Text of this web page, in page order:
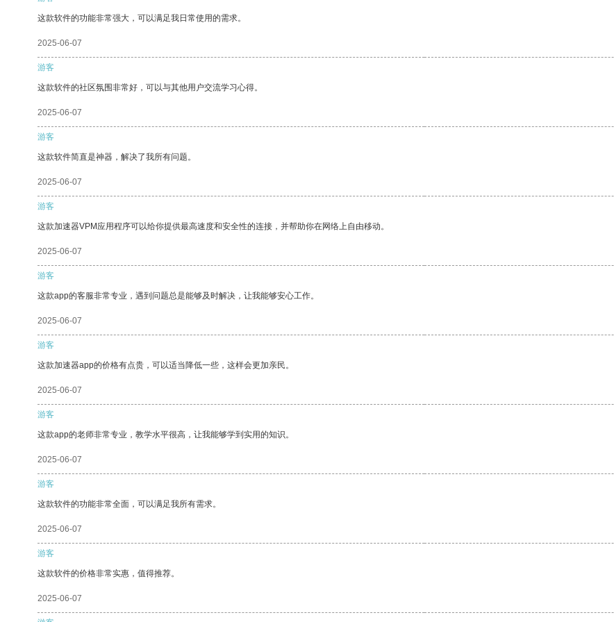
这款软件的功能非常强大，可以满足我日常使用的需求。
2025-06-07
游客
这款软件的社区氛围非常好，可以与其他用户交流学习心得。
2025-06-07
游客
这款软件简直是神器，解决了我所有问题。
2025-06-07
游客
这款加速器VPM应用程序可以给你提供最高速度和安全性的连接，并帮助你在网络上自由移动。
2025-06-07
游客
这款app的客服非常专业，遇到问题总是能够及时解决，让我能够安心工作。
2025-06-07
游客
这款加速器app的价格有点贵，可以适当降低一些，这样会更加亲民。
2025-06-07
游客
这款app的老师非常专业，教学水平很高，让我能够学到实用的知识。
2025-06-07
游客
这款软件的功能非常全面，可以满足我所有需求。
2025-06-07
游客
这款软件的价格非常实惠，值得推荐。
2025-06-07